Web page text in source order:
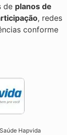
de planos de
, redes
conforme
Hapvida